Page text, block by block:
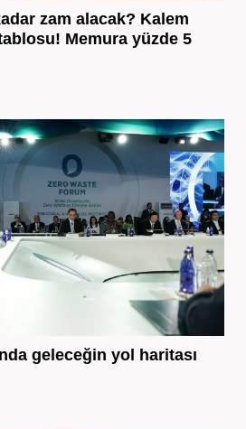
zam alacak? Kalem
Memura yüzde 5
geleceğin yol haritası